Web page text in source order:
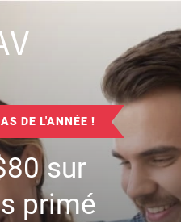
DE L'ANNÉE !
80sur
primé